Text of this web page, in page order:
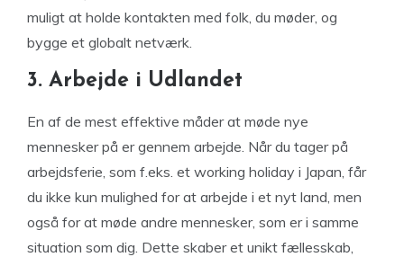
muligt at holde kontakten med folk, du møder, og
bygge et globalt netværk.
3. Arbejde i Udlandet
En af de mest effektive måder at møde nye
mennesker på er gennem arbejde. Når du tager på
arbejdsferie, som f.eks. et working holiday i Japan, får
du ikke kun mulighed for at arbejde i et nyt land, men
også for at møde andre mennesker, som er i samme
situation som dig. Dette skaber et unikt fællesskab,